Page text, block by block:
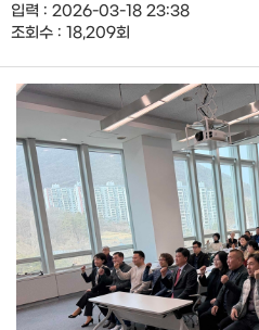
입력 : 2026-03-18 23:38
조회수 : 18,209회